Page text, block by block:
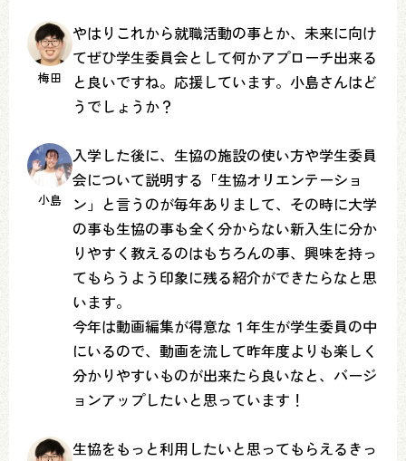
梅田
やはりこれから就職活動の事とか、未来に向け
てぜひ学生委員会として何かアプローチ出来る
と良いですね。応援しています。小島さんはど
うでしょうか？
小島
入学した後に、生協の施設の使い方や学生委員
会について説明する「生協オリエンテーショ
ン」と言うのが毎年ありまして、その時に大学
の事も生協の事も全く分からない新入生に分か
りやすく教えるのはもちろんの事、興味を持っ
てもらうよう印象に残る紹介ができたらなと思
います。
今年は動画編集が得意な１年生が学生委員の中
にいるので、動画を流して昨年度よりも楽しく
分かりやすいものが出来たら良いなと、バージ
ョンアップしたいと思っています！
生協をもっと利用したいと思ってもらえるきっ